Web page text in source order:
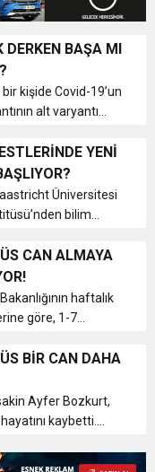
Covid-19 test yapma
ülkeye...
DERKEN BAŞA MI
kişide Covid-19’un
alt varyantı
Covid-
alt
YENİ
Üniversitesi
bilim
uygulamayla,
Kovid-19’un tespit
CAN ALMAYA
haftalık
göre, 1-7
kişi hayatını
Koronavirüs
BİR CAN DAHA
Ayfer Bozkurt,
kaybetti.
Polis’in açıklaması